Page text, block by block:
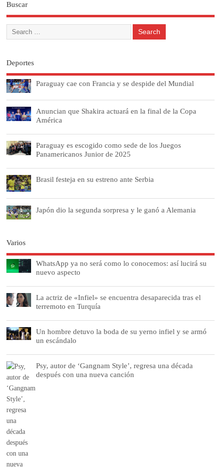
Buscar
Deportes
Paraguay cae con Francia y se despide del Mundial
Anuncian que Shakira actuará en la final de la Copa
América
Paraguay es escogido como sede de los Juegos
Panamericanos Junior de 2025
Brasil festeja en su estreno ante Serbia
Japón dio la segunda sorpresa y le ganó a Alemania
Varios
WhatsApp ya no será como lo conocemos: así lucirá su
nuevo aspecto
La actriz de «Infiel» se encuentra desaparecida tras el
terremoto en Turquía
Un hombre detuvo la boda de su yerno infiel y se armó
un escándalo
Psy, autor de ‘Gangnam Style’, regresa una década
después con una nueva canción